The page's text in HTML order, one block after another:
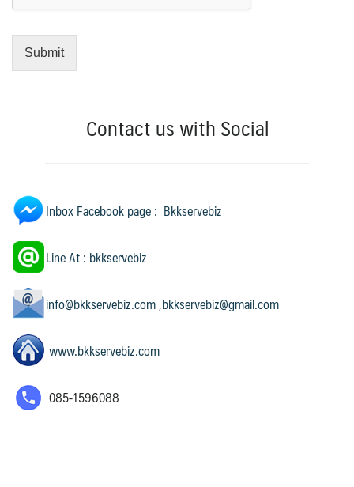
Submit
Contact us with Social
Inbox Facebook page : Bkkservebiz
Line At : bkkservebiz
info@bkkservebiz.com,bkkservebiz@gmail.com
www.bkkservebiz.com
085-1596088